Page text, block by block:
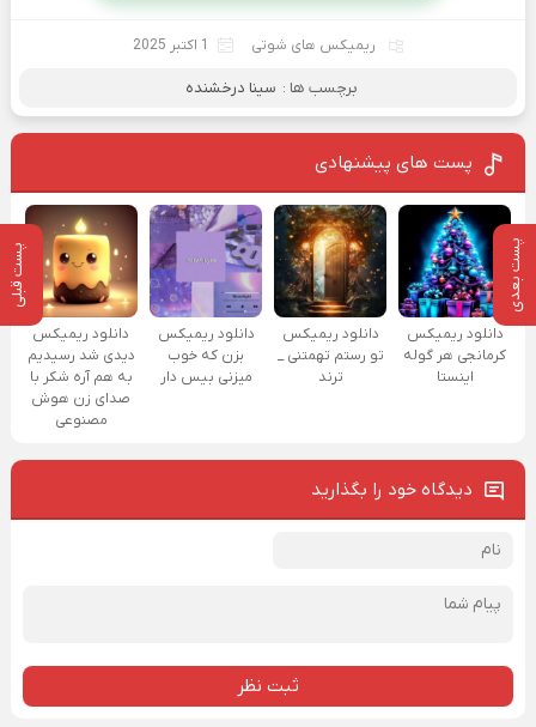
پست بعدی پست قبلی
ریمیکس های شوتی 1 اکتبر 2025
برچسب ها : سینا درخشنده
پست های پیشنهادی
دانلود ریمیکس
کرمانجی هر گوله
اینستا
دانلود ریمیکس
تو رستم تهمتنی _
ترند
دانلود ریمیکس
بزن که خوب
میزنی بیس دار
دانلود ریمیکس
دیدی شد رسیدیم
به هم آره شکر با
صدای زن هوش
مصنوعی
دیدگاه خود را بگذارید
ثبت نظر